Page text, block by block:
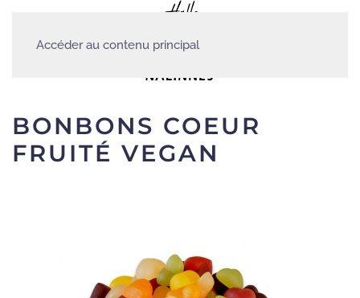
Accéder au contenu principal
BONBONS COEUR
FRUITÉ VEGAN